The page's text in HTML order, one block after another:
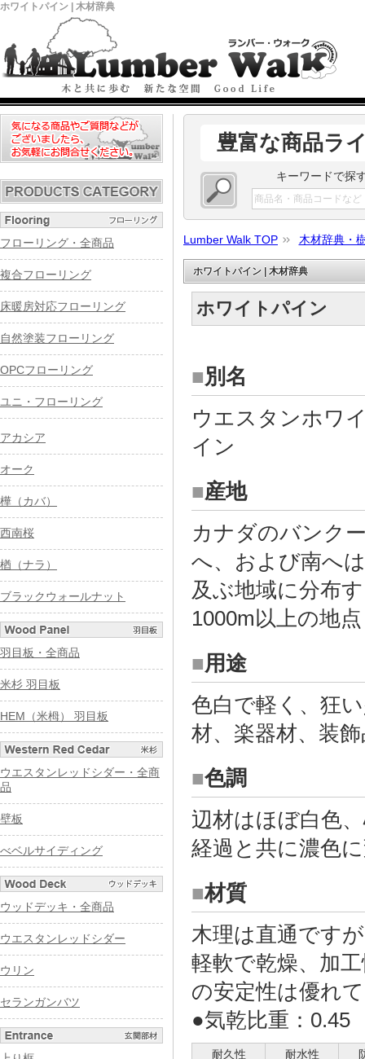
ホワイトパイン | 木材辞典
豊富な商品ラ
キーワードで探
Lumber Walk TOP 木材辞典・
ホワイトパイン | 木材辞典
ホワイトパイン
■別名
ウエスタンホワ
イン
■産地
カナダのバンク
へ、および南へ
及ぶ地域に分布
1000m以上の地
■用途
色白で軽く、狂
材、楽器材、装
■色調
辺材はほぼ白色
経過と共に濃色
■材質
木理は直通です
軽軟で乾燥、加
の安定性は優れ
●気乾比重：0.45
耐久性 耐水性
フローリング・全商品
複合フローリング
床暖房対応フローリング
自然塗装フローリング
OPCフローリング
ユニ・フローリング
アカシア
オーク
樺（カバ）
西南桜
楢（ナラ）
ブラックウォールナット
羽目板・全商品
米杉 羽目板
HEM（米栂） 羽目板
ウエスタンレッドシダー・全商
品
壁板
べベルサイディング
ウッドデッキ・全商品
ウエスタンレッドシダー
ウリン
セランガンバツ